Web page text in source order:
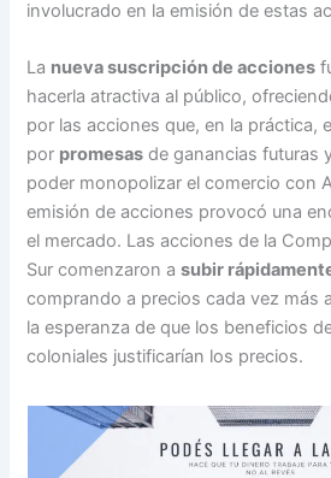
involucrado en la emisión de estas
La nueva suscripción de acciones
hacerla atractiva al público,
por las acciones que, en la práctica,
por promesas de ganancias futuras
poder monopolizar el comercio con
emisión de acciones provocó una
el mercado. Las acciones de la
Sur comenzaron asubir
comprando a precios cada vez más
la esperanza de que los beneficios
coloniales justificarían los precios.